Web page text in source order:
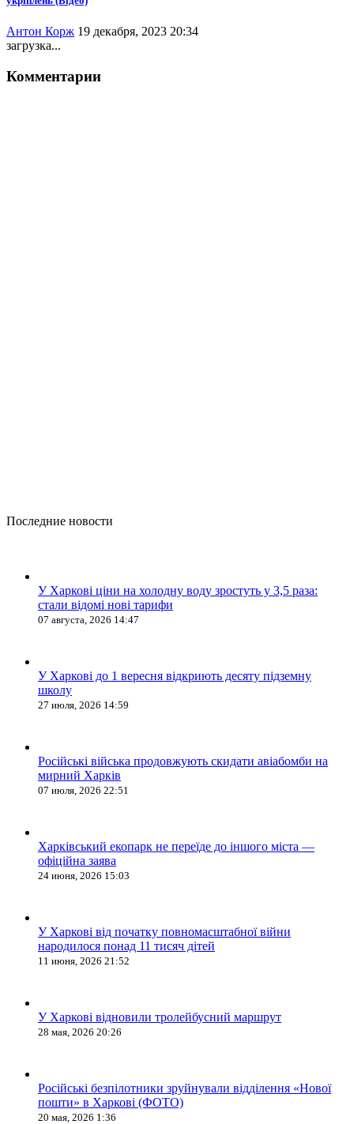
Антон Корж 19 декабря, 2023 20:34
загрузка...
Комментарии
Последние новости
У Харкові ціни на холодну воду зростуть у 3,5 раза:
стали відомі нові тарифи
07 августа, 2026 14:47
У Харкові до 1 вересня відкриють десяту підземну
школу
27 июля, 2026 14:59
Російські війська продовжують скидати авіабомби на
мирний Харків
07 июля, 2026 22:51
Харківський екопарк не переїде до іншого міста —
офіційна заява
24 июня, 2026 15:03
У Харкові від початку повномасштабної війни
народилося понад 11 тисяч дітей
11 июня, 2026 21:52
У Харкові відновили тролейбусний маршрут
28 мая, 2026 20:26
Російські безпілотники зруйнували відділення «Нової
пошти» в Харкові (ФОТО)
20 мая, 2026 1:36